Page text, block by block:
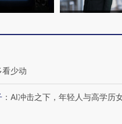
链博
有意思的生活方式·第三对
看少动
： AI冲击之下，年轻人与高学历